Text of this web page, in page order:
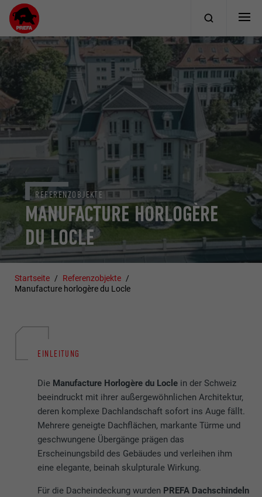
MANUFACTURE HORLOGÈRE
DU LOCLE
REFERENZOBJEKTE
Startseite
Referenzobjekte
Manufacture horlogère du Locle
EINLEITUNG
Die Manufacture Horlogère du Locle in der Schweiz
beeindruckt mit ihrer außergewöhnlichen Architektur,
deren komplexe Dachlandschaft sofort ins Auge fällt.
Mehrere geneigte Dachflächen, markante Türme und
geschwungene Übergänge prägen das
Erscheinungsbild des Gebäudes und verleihen ihm
eine elegante, beinah skulpturale Wirkung.
Für die Dacheindeckung wurden PREFA Dachschindeln